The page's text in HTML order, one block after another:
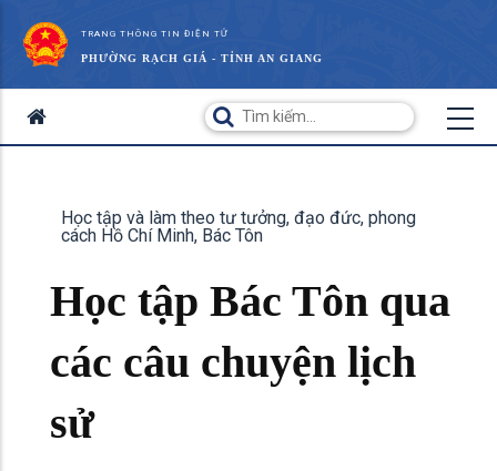
TRANG THÔNG TIN ĐIỆN TỬ
PHƯỜNG RẠCH GIÁ - TỈNH AN GIANG
Học tập và làm theo tư tưởng, đạo đức, phong
cách Hồ Chí Minh, Bác Tôn
Học tập Bác Tôn qua
các câu chuyện lịch
sử